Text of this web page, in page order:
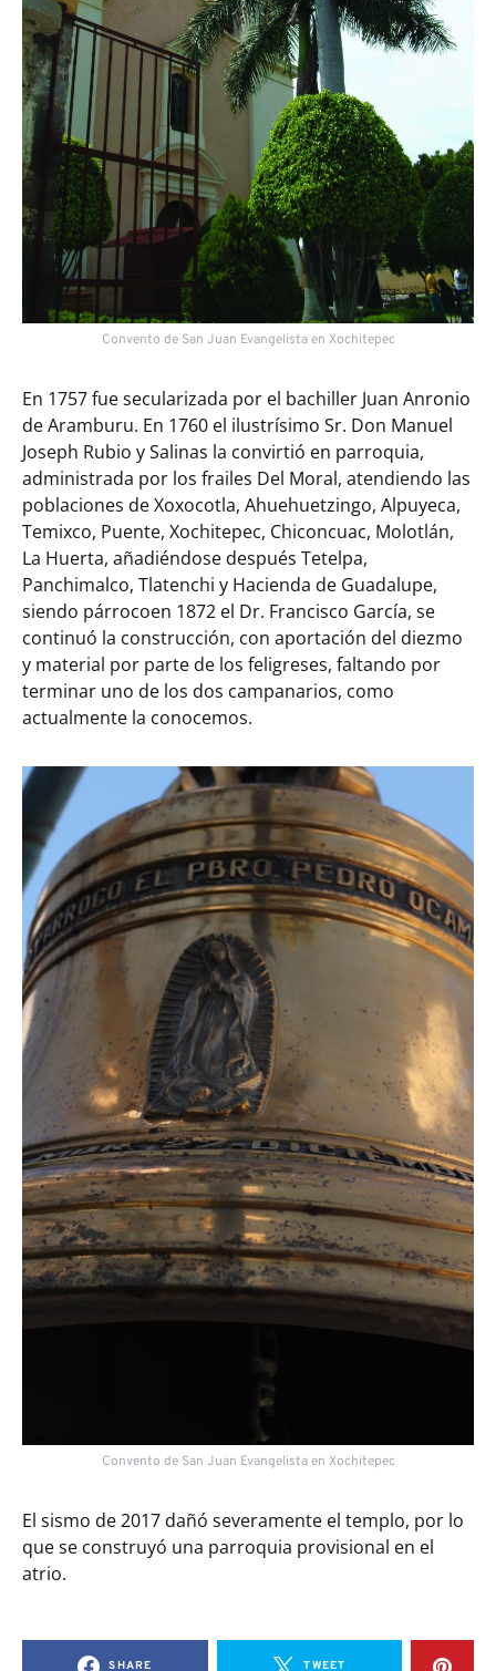
Convento de San Juan Evangelista en Xochitepec
En 1757 fue secularizada por el bachiller Juan Anronio
de Aramburu. En 1760 el ilustrísimo Sr. Don Manuel
Joseph Rubio y Salinas la convirtió en parroquia,
administrada por los frailes Del Moral, atendiendo las
poblaciones de Xoxocotla, Ahuehuetzingo, Alpuyeca,
Temixco, Puente, Xochitepec, Chiconcuac, Molotlán,
La Huerta, añadiéndose después Tetelpa,
Panchimalco, Tlatenchi y Hacienda de Guadalupe,
siendo párrocoen 1872 el Dr. Francisco García, se
continuó la construcción, con aportación del diezmo
y material por parte de los feligreses, faltando por
terminar uno de los dos campanarios, como
actualmente la conocemos.
Convento de San Juan Evangelista en Xochitepec
El sismo de 2017 dañó severamente el templo, por lo
que se construyó una parroquia provisional en el
atrio.
SHARE TWEET